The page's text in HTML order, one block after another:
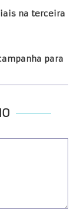
na terceira
para